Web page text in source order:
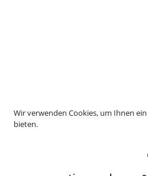
Wir verwenden Cookies, um Ihnen
bieten.